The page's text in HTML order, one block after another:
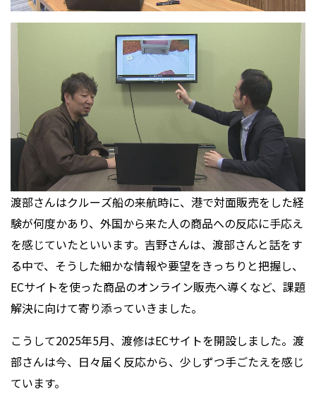
渡部さんはクルーズ船の来航時に、港で対面販売をした経
験が何度かあり、外国から来た人の商品への反応に手応え
を感じていたといいます。吉野さんは、渡部さんと話をす
る中で、そうした細かな情報や要望をきっちりと把握し、
ECサイトを使った商品のオンライン販売へ導くなど、課題
解決に向けて寄り添っていきました。
こうして2025年5月、渡修はECサイトを開設しました。渡
部さんは今、日々届く反応から、少しずつ手ごたえを感じ
ています。